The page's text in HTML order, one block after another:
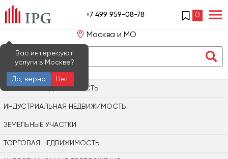
+7 499 959-08-78 0
Москва и МО
Вас интересуют
услуги в Москве?
Да, верно
Нет
ОФИСНАЯ НЕДВИЖИМОСТЬ
ИНДУСТРИАЛЬНАЯ НЕДВИЖИМОСТЬ
ЗЕМЕЛЬНЫЕ УЧАСТКИ
ТОРГОВАЯ НЕДВИЖИМОСТЬ